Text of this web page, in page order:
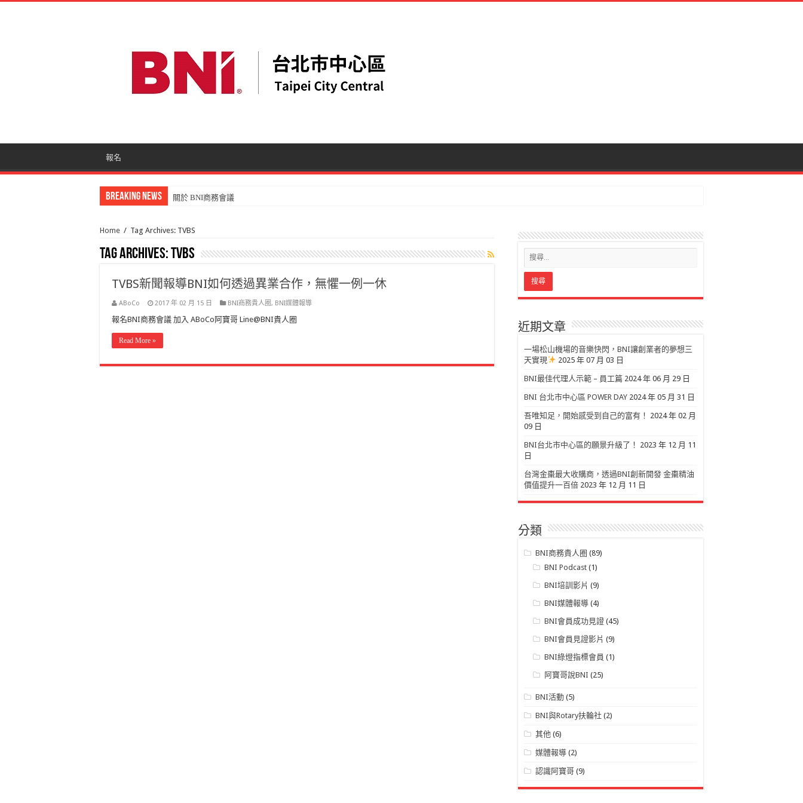
報名
Breaking News 關於 BNI商務會議
Home / Tag Archives: TVBS
Tag Archives:TVBS
TVBS新聞報導BNI如何透過異業合作，無懼一例一休
ABoCo 2017 年 02 月 15 日 BNI商務貴人圈, BNI媒體報導
報名BNI商務會議 加入 ABoCo阿寶哥 Line@BNI貴人圈
Read More »
近期文章
一場松山機場的音樂快閃，BNI讓創業者的夢想三
天實現
2025 年 07 月 03 日
BNI最佳代理人示範 – 員工篇 2024 年 06 月 29 日
BNI 台北市中心區 POWER DAY 2024 年 05 月 31 日
吾唯知足，開始感受到自己的富有！ 2024 年 02 月
09 日
BNI台北市中心區的願景升級了！ 2023 年 12 月 11
日
台灣金棗最大收購商，透過BNI創新開發 金棗精油
價值提升一百倍 2023 年 12 月 11 日
分類
BNI商務貴人圈 (89)
BNI Podcast(1)
BNI培訓影片 (9)
BNI媒體報導(4)
BNI會員成功見證(45)
BNI會員見證影片 (9)
BNI綠燈指標會員 (1)
阿寶哥說BNI (25)
BNI活動(5)
BNI與Rotary扶輪社(2)
其他(6)
媒體報導(2)
認識阿寶哥(9)